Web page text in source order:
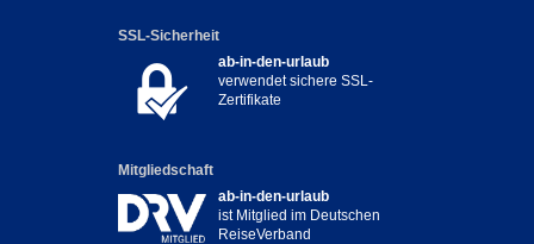
SSL-Sicherheit
ab-in-den-urlaub
verwendet sichere SSL-
Zertifikate
Mitgliedschaft
ab-in-den-urlaub
ist Mitglied im Deutschen
ReiseVerband